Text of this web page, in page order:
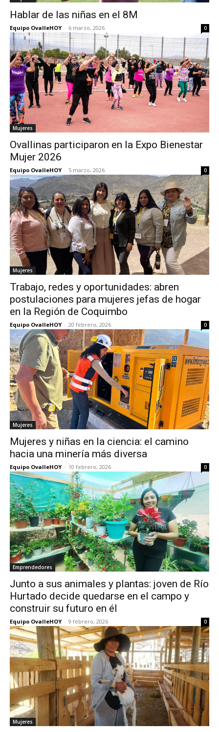
Hablar de las niñas en el 8M
Equipo OvalleHOY - 6 marzo, 2026 0
Mujeres
Ovallinas participaron en la Expo Bienestar
Mujer 2026
Equipo OvalleHOY - 5 marzo, 2026 0
Mujeres
Trabajo, redes y oportunidades: abren
postulaciones para mujeres jefas de hogar
en la Región de Coquimbo
Equipo OvalleHOY - 20 febrero, 2026 0
Mujeres
Mujeres y niñas en la ciencia: el camino
hacia una minería más diversa
Equipo OvalleHOY - 10 febrero, 2026 0
Emprendedores
Junto a sus animales y plantas: joven de Río
Hurtado decide quedarse en el campo y
construir su futuro en él
Equipo OvalleHOY - 9 febrero, 2026 0
Mujeres